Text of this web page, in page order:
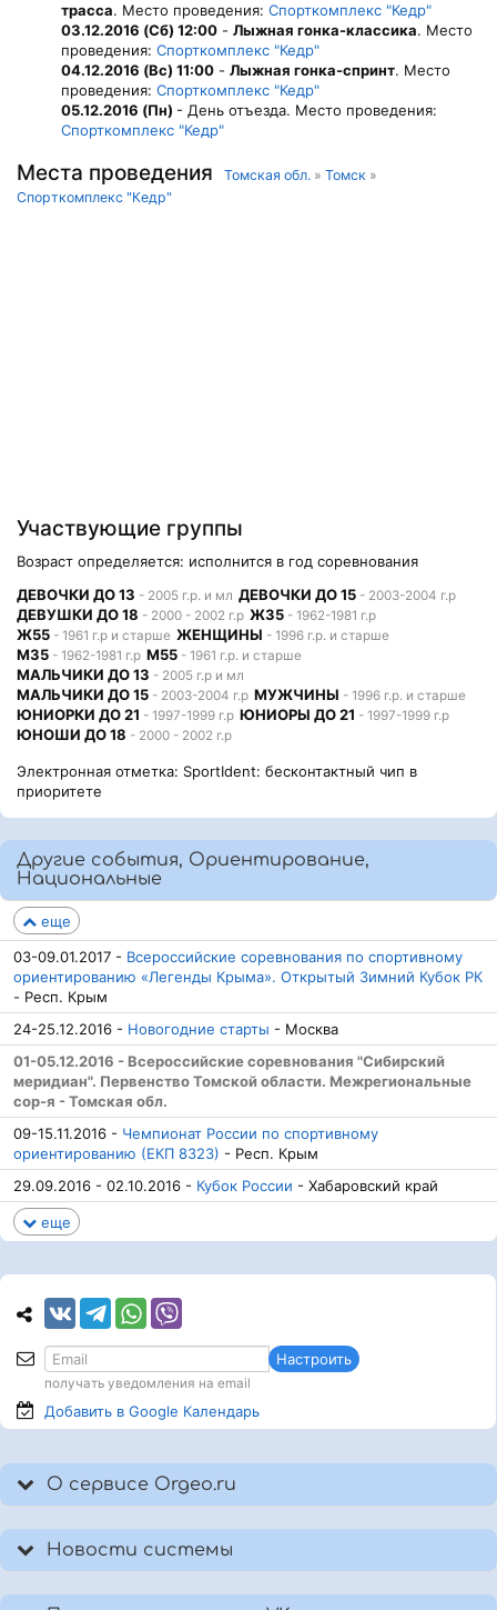
трасса. Место проведения: Спорткомплекс "Кедр"
03.12.2016 (Сб) 12:00 - Лыжная гонка-классика. Место
проведения: Спорткомплекс "Кедр"
04.12.2016 (Вс) 11:00 - Лыжная гонка-спринт. Место
проведения: Спорткомплекс "Кедр"
05.12.2016 (Пн) - День отъезда. Место проведения:
Спорткомплекс "Кедр"
Места проведения Томская обл. » Томск »
Спорткомплекс "Кедр"
Участвующие группы
Возраст определяется: исполнится в год соревнования
ДЕВОЧКИ ДО 13 - 2005 г.р. и мл ДЕВОЧКИ ДО 15 - 2003-2004 г.р
ДЕВУШКИ ДО 18 - 2000 - 2002 г.р Ж35 - 1962-1981 г.р
Ж55 - 1961 г.р и старше ЖЕНЩИНЫ - 1996 г.р. и старше
М35 - 1962-1981 г.р М55 - 1961 г.р. и старше
МАЛЬЧИКИ ДО 13 - 2005 г.р и мл
МАЛЬЧИКИ ДО 15 - 2003-2004 г.р МУЖЧИНЫ - 1996 г.р. и старше
ЮНИОРКИ ДО 21 - 1997-1999 г.р ЮНИОРЫ ДО 21 - 1997-1999 г.р
ЮНОШИ ДО 18 - 2000 - 2002 г.р
Электронная отметка: SportIdent: бесконтактный чип в
приоритете
Другие события, Ориентирование,
Национальные
еще
03-09.01.2017 - Всероссийские соревнования по спортивному
ориентированию «Легенды Крыма». Открытый Зимний Кубок РК
- Респ. Крым
24-25.12.2016 - Новогодние старты - Москва
01-05.12.2016 - Всероссийские соревнования "Сибирский
меридиан". Первенство Томской области. Межрегиональные
сор-я - Томская обл.
09-15.11.2016 - Чемпионат России по спортивному
ориентированию (ЕКП 8323) - Респ. Крым
29.09.2016 - 02.10.2016 - Кубок России - Хабаровский край
еще
Настроить
получать уведомления на email
Добавить в Google Календарь
О сервисе Orgeo.ru
Новости системы